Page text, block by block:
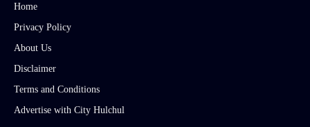
Home
Privacy Policy
About Us
Disclaimer
Terms and Conditions
Advertise with City Hulchul